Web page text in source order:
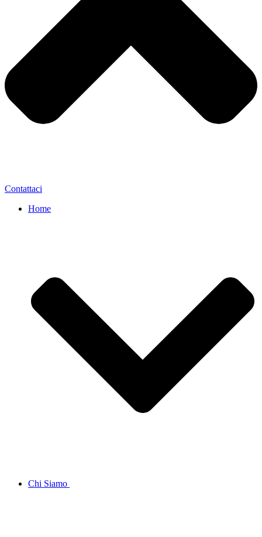
Contattaci
Home
Chi Siamo